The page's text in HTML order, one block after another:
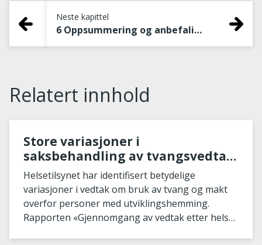
Neste kapittel
6 Oppsummering og anbefalinger fra Helsetilsynet
Relatert innhold
Store variasjoner i
saksbehandling av tvangsvedtak
for utviklingshemmede
Helsetilsynet har identifisert betydelige
variasjoner i vedtak om bruk av tvang og makt
overfor personer med utviklingshemming.
Rapporten «Gjennomgang av vedtak etter helse-